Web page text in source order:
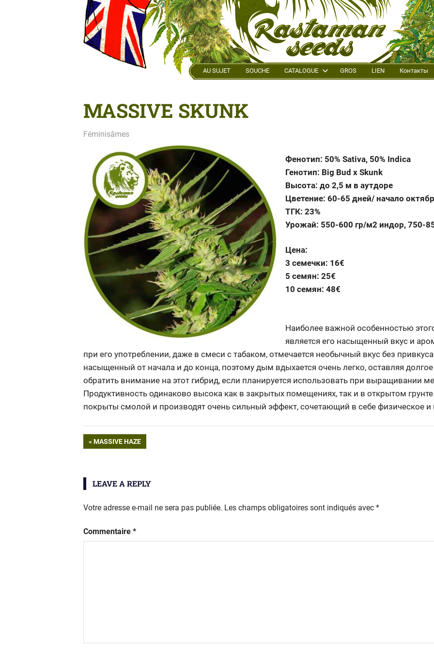
AU SUJET SOUCHE CATALOGUE GROS LIEN Контакты
MASSIVE SKUNK
Féminisâmes
Фенотип: 50% Sativa, 50% Indica
Генотип: Big Bud x Skunk
Высота: до 2,5 м в аутдоре
Цветение: 60-65 дней/ начало
ТГК: 23%
Урожай: 550-600 гр/м2 индор, 750-
Цена:
3 семечки: 16€
5 семян: 25€
10 семян: 48€
Наиболее важной особенностью
является его насыщенный вкус и
при его употреблении, даже в смеси с табаком, отмечается необычный вкус без
насыщенный от начала и до конца, поэтому дым вдыхается очень легко, оставляя
обратить внимание на этот гибрид, если планируется использовать при выращивании
Продуктивность одинаково высока как в закрытых помещениях, так и в открытом
покрыты смолой и производят очень сильный эффект, сочетающий в себе физическое и
Navigation
l’article
PREVIOUS
MASSIVE HAZE
LEAVE A REPLY
Votre adresse e-mail ne sera pas publiée. Les champs obligatoires sont indiqués avec *
Commentaire *